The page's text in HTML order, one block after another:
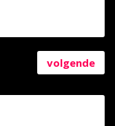
volgende